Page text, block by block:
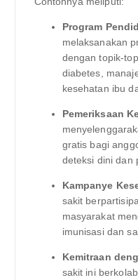
Program
melaksanakan
dengan topik-
diabetes,
kesehatan ibu
Pemeriksaan
gratis bagi
deteksi dini dan
Kampanye
sakit
masyarakat
imunisasi dan
Kemitraan
sakit ini